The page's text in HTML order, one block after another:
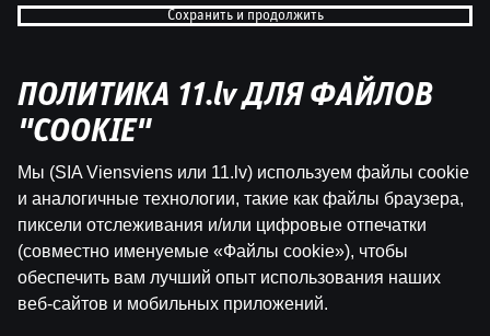
Похожие посты
Сохранить и продолжить
ПОЛИТИКА 11.lv ДЛЯ ФАЙЛОВ
"COOKIE"
Мы (SIA Viensviens или 11.lv) используем файлы cookie
и аналогичные технологии, такие как файлы браузера,
пиксели отслеживания и/или цифровые отпечатки
(совместно именуемые «Файлы cookie»), чтобы
обеспечить вам лучший опыт использования наших
веб-сайтов и мобильных приложений.